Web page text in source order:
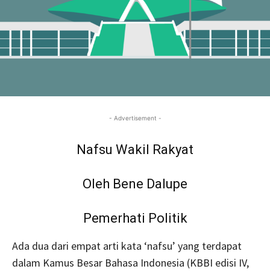
- Advertisement -
Nafsu Wakil Rakyat
Oleh Bene Dalupe
Pemerhati Politik
Ada dua dari empat arti kata ‘nafsu’ yang terdapat
dalam Kamus Besar Bahasa Indonesia (KBBI edisi IV,